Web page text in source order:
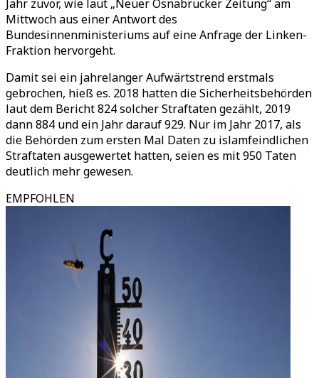
Jahr zuvor, wie laut „Neuer Osnabrücker Zeitung“ am
Mittwoch aus einer Antwort des
Bundesinnenministeriums auf eine Anfrage der Linken-
Fraktion hervorgeht.
Damit sei ein jahrelanger Aufwärtstrend erstmals
gebrochen, hieß es. 2018 hatten die Sicherheitsbehörden
laut dem Bericht 824 solcher Straftaten gezählt, 2019
dann 884 und ein Jahr darauf 929. Nur im Jahr 2017, als
die Behörden zum ersten Mal Daten zu islamfeindlichen
Straftaten ausgewertet hatten, seien es mit 950 Taten
deutlich mehr gewesen.
EMPFOHLEN